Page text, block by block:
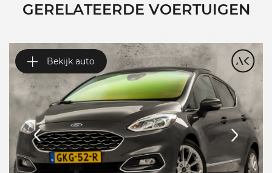
GERELATEERDE VOERTUIGEN
Bekijk auto